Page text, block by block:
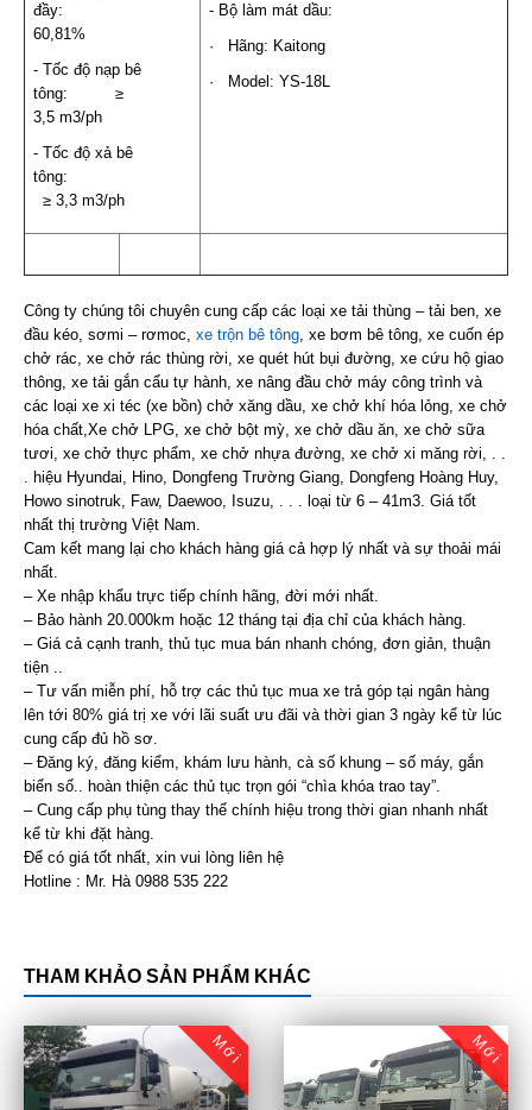
đầy:
60,81%
- Tốc độ nạp bê
tông: ≥
3,5 m3/ph
- Tốc độ xả bê
tông:
≥ 3,3 m3/ph
- Bộ làm mát dầu:
· Hãng: Kaitong
· Model: YS-18L
Công ty chúng tôi chuyên cung cấp các loại xe tải thùng – tải ben, xe
đầu kéo, sơmi – rơmoc, xe trộn bê tông, xe bơm bê tông, xe cuốn ép
chở rác, xe chở rác thùng rời, xe quét hút bụi đường, xe cứu hộ giao
thông, xe tải gắn cẩu tự hành, xe nâng đầu chở máy công trình và
các loại xe xi téc (xe bồn) chở xăng dầu, xe chở khí hóa lỏng, xe chở
hóa chất,Xe chở LPG, xe chở bột mỳ, xe chở dầu ăn, xe chở sữa
tươi, xe chở thực phẩm, xe chở nhựa đường, xe chở xi măng rời, . .
. hiệu Hyundai, Hino, Dongfeng Trường Giang, Dongfeng Hoàng Huy,
Howo sinotruk, Faw, Daewoo, Isuzu, . . . loại từ 6 – 41m3. Giá tốt
nhất thị trường Việt Nam.
Cam kết mang lại cho khách hàng giá cả hợp lý nhất và sự thoải mái
nhất.
– Xe nhập khẩu trực tiếp chính hãng, đời mới nhất.
– Bảo hành 20.000km hoặc 12 tháng tại địa chỉ của khách hàng.
– Giá cả cạnh tranh, thủ tục mua bán nhanh chóng, đơn giản, thuận
tiện ..
– Tư vấn miễn phí, hỗ trợ các thủ tục mua xe trả góp tại ngân hàng
lên tới 80% giá trị xe với lãi suất ưu đãi và thời gian 3 ngày kể từ lúc
cung cấp đủ hồ sơ.
– Đăng ký, đăng kiểm, khám lưu hành, cà số khung – số máy, gắn
biển số.. hoàn thiện các thủ tục trọn gói “chìa khóa trao tay”.
– Cung cấp phụ tùng thay thế chính hiệu trong thời gian nhanh nhất
kể từ khi đặt hàng.
Để có giá tốt nhất, xin vui lòng liên hệ
Hotline : Mr. Hà 0988 535 222
THAM KHẢO SẢN PHẨM KHÁC
Mới Mới